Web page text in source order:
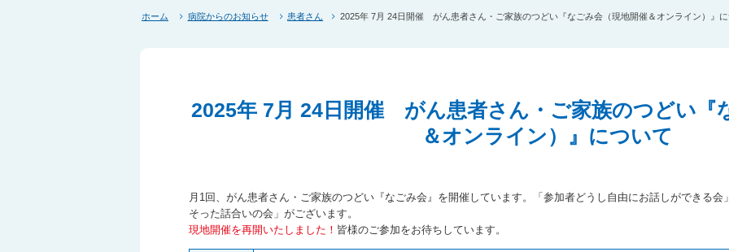
ホーム 病院からのお知らせ 患者さん 2025年 7月 24日開催 がん患者さん・ご家族のつどい『なごみ会（現地開催＆オンライン）』
2025年 7月 24日開催 がん患者さん・ご家族のつどい『
＆オンライン）』について
月1回、がん患者さん・ご家族のつどい『なごみ会』を開催しています。「参加者どうし自由にお話しができる
そった話合いの会」がございます。
現地開催を再開いたしました！ 皆様のご参加をお待ちしています。